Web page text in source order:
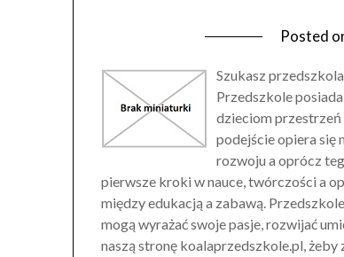
Posted
Szukasz
Przedszkole
dzieciom przestrzeń
podejście opiera się
rozwoju a oprócz
pierwsze kroki w nauce, twórczości a
między edukacją a zabawą.
mogą wyrażać swoje pasje, rozwijać
naszą stronę koalaprzedszkole.pl,